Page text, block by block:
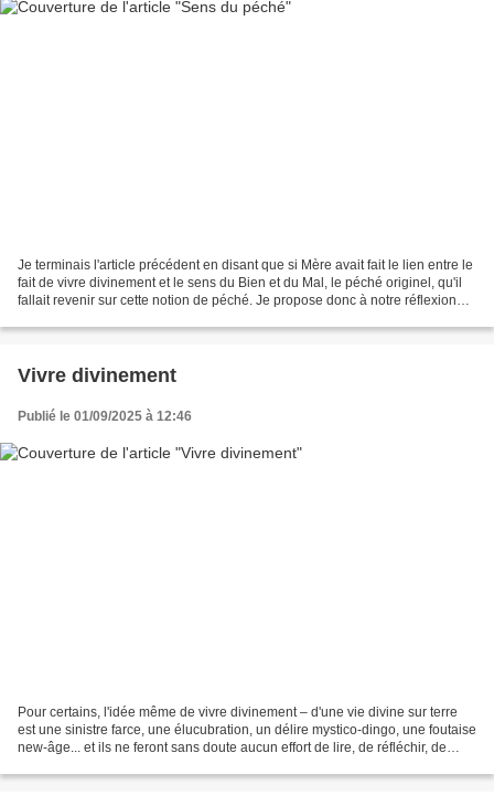
Je terminais l'article précédent en disant que si Mère avait fait le lien entre le
fait de vivre divinement et le sens du Bien et du Mal, le péché originel, qu'il
fallait revenir sur cette notion de péché. Je propose donc à notre réflexion
Vivre divinement
Publié le 01/09/2025 à 12:46
Pour certains, l'idée même de vivre divinement – d'une vie divine sur terre
est une sinistre farce, une élucubration, un délire mystico-dingo, une foutaise
new-âge... et ils ne feront sans doute aucun effort de lire, de réfléchir, de